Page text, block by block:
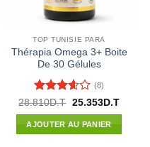
TOP TUNISIE PARA
Thérapia Omega 3+ Boite
De 30 Gélules
Note
3.57sur
5
(8)
28.810D.T Le
initial
était :
25.353D.TLe
AJOUTER AU PANIER